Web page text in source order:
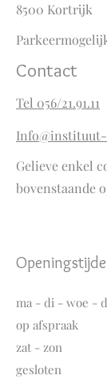
8500 Kortrijk
Contact
Tel 056/21.91.11
Gelieve enkel
bovenstaande
ma - di - woe -
op afspraak
zat - zon
gesloten